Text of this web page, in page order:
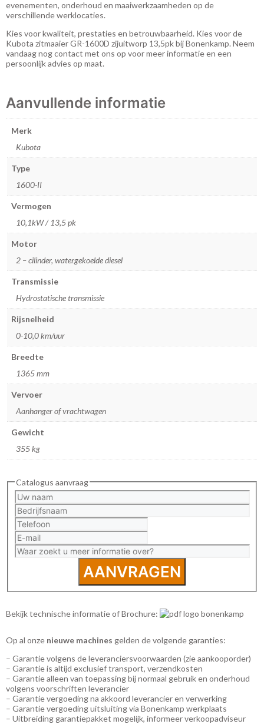
evenementen, onderhoud en maaiwerkzaamheden op de
verschillende werklocaties.
Kies voor kwaliteit, prestaties en betrouwbaarheid. Kies voor de
Kubota zitmaaier GR-1600D zijuitworp 13,5pk bij Bonenkamp. Neem
vandaag nog contact met ons op voor meer informatie en een
persoonlijk advies op maat.
Aanvullende informatie
Merk
Kubota
Type
1600-II
Vermogen
10,1kW / 13,5 pk
Motor
2 – cilinder, watergekoelde diesel
Transmissie
Hydrostatische transmissie
Rijsnelheid
0-10,0 km/uur
Breedte
1365 mm
Vervoer
Aanhanger of vrachtwagen
Gewicht
355 kg
Catalogus aanvraag
AANVRAGEN
Bekijk technische informatie of Brochure:
Op al onze nieuwe machines gelden de volgende garanties:
– Garantie volgens de leveranciersvoorwaarden (zie aankooporder)
– Garantie is altijd exclusief transport, verzendkosten
– Garantie alleen van toepassing bij normaal gebruik en onderhoud
volgens voorschriften leverancier
– Garantie vergoeding na akkoord leverancier en verwerking
– Garantie vergoeding uitsluiting via Bonenkamp werkplaats
– Uitbreiding garantiepakket mogelijk, informeer verkoopadviseur